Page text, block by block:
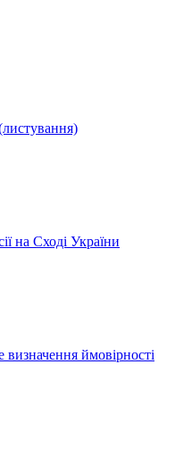
на Сході України
визначення ймовірності